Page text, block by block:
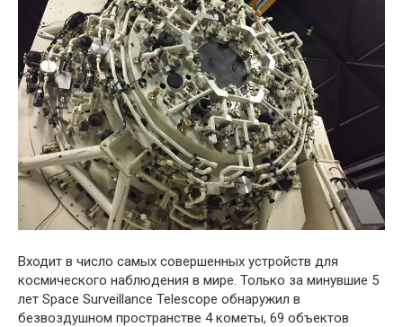
Входит в число самых совершенных устройств для
космического наблюдения в мире. Только за минувшие 5
лет Space Surveillance Telescope обнаружил в
безвоздушном пространстве 4 кометы, 69 объектов